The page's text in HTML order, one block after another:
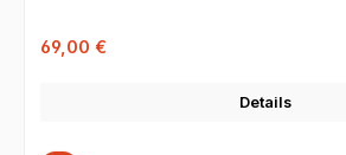
Verkaufspreis:
69,00 €
Details